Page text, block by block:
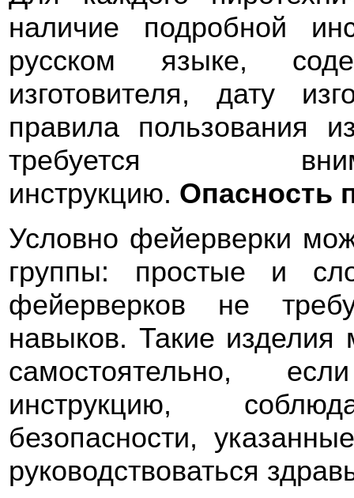
наличие подробной
русском языке,
изготовителя, дату
правила пользования
требуется
инструкцию. Опасность
Условно фейерверки
группы: простые и
фейерверков не
навыков. Такие изделия
самостоятельно,
инструкцию,
безопасности,
руководствоваться